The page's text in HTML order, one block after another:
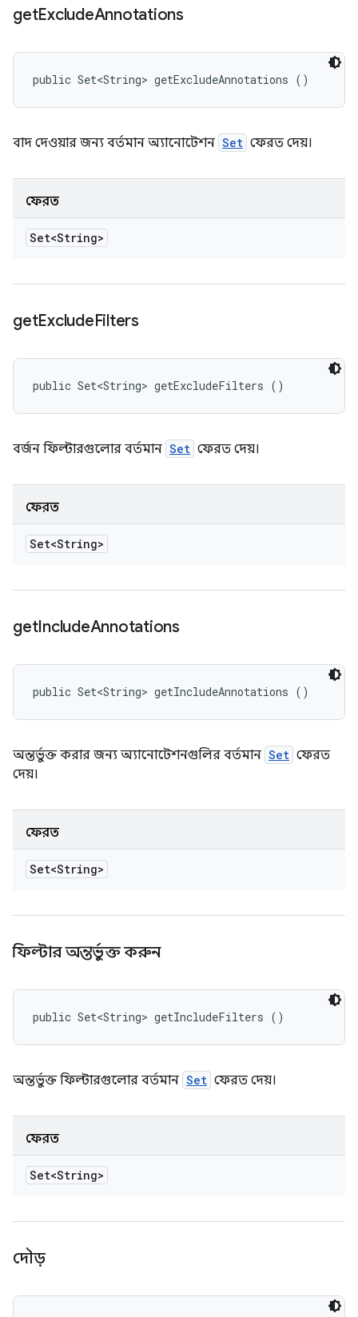
getExcludeAnnotations
public Set<String> getExcludeAnnotations ()
বাদ দেওয়ার জন্য বর্তমান অ্যানোটেশন Set ফেরত দেয়।
ফেরত
Set<String>
getExcludeFilters
public Set<String> getExcludeFilters ()
বর্জন ফিল্টারগুলোর বর্তমান Set ফেরত দেয়।
ফেরত
Set<String>
getIncludeAnnotations
public Set<String> getIncludeAnnotations ()
অন্তর্ভুক্ত করার জন্য অ্যানোটেশনগুলির বর্তমান Set ফেরত
দেয়।
ফেরত
Set<String>
ফিল্টার অন্তর্ভুক্ত করুন
public Set<String> getIncludeFilters ()
অন্তর্ভুক্ত ফিল্টারগুলোর বর্তমান Set ফেরত দেয়।
ফেরত
Set<String>
দৌড়